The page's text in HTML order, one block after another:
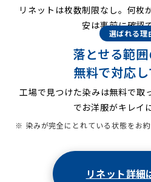
リネットは枚数制限なし。何枚
安は事前に確認
選ばれる理
落とせる範
無料で対応
工場で見つけた染みは無料で取
でお洋服がキレイ
※ 染みが完全にとれている状態をお約
リネット詳細